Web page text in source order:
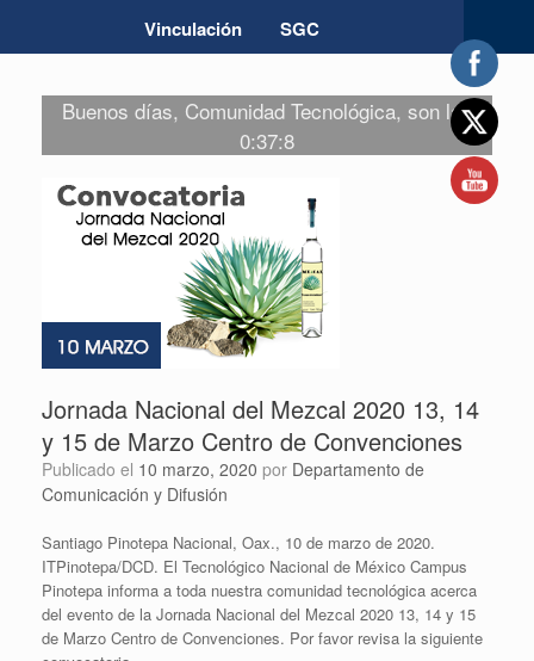
Vinculación
SGC
Buenos días, Comunidad Tecnológica, son las
0:37:8
Jornada Nacional del Mezcal 2020 13, 14
y 15 de Marzo Centro de Convenciones
Publicado el 10 marzo, 2020 por Departamento de
Comunicación y Difusión
Santiago Pinotepa Nacional, Oax., 10 de marzo de 2020.
ITPinotepa/DCD. El Tecnológico Nacional de México Campus
Pinotepa informa a toda nuestra comunidad tecnológica acerca
del evento de la Jornada Nacional del Mezcal 2020 13, 14 y 15
de Marzo Centro de Convenciones. Por favor revisa la siguiente